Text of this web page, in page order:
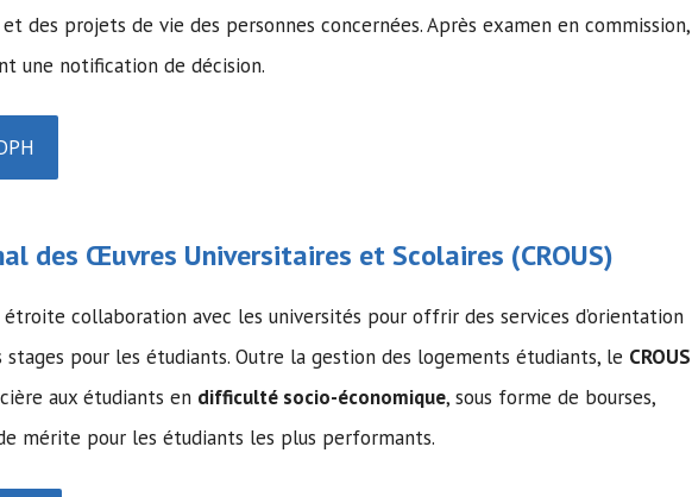
des projets de vie des personnes concernées. Après examen en commission,
une notification de décision.
des Œuvres Universitaires et Scolaires (CROUS)
collaboration avec les universités pour offrir des services d’orientation
pour les étudiants. Outre la gestion des logements étudiants, le CROUS
aux étudiants en difficulté socio-économique, sous forme de bourses,
mérite pour les étudiants les plus performants.